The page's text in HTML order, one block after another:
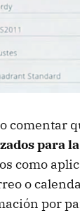
comentar
para
como
o
por